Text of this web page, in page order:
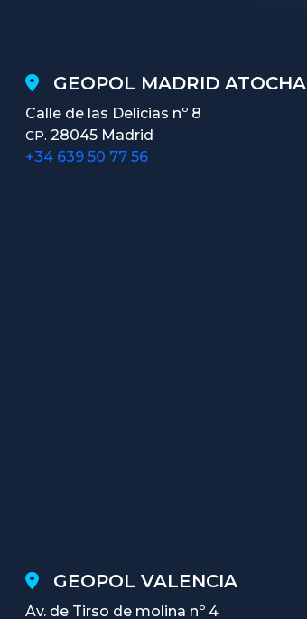
GEOPOL MADRID ATOCHA
Calle de las Delicias nº 8
CP. 28045 Madrid
+34 639 50 77 56
GEOPOL VALENCIA
Av. de Tirso de molina nº 4